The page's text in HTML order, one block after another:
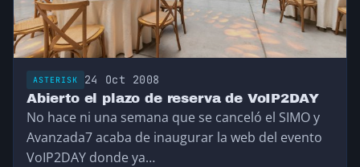
ASTERISK 24 Oct 2008
Abierto el plazo de reserva de VoIP2DAY
No hace ni una semana que se canceló el SIMO y
Avanzada7 acaba de inaugurar la web del evento
VoIP2DAY donde ya…